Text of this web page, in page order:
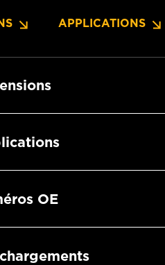
APPLICATIONS
OE